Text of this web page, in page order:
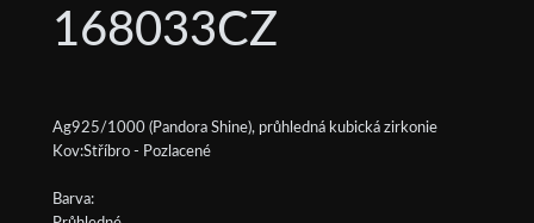
168033CZ
Ag925/1000 (Pandora Shine), průhledná kubická zirkonie
Kov:Stříbro - Pozlacené
Barva: